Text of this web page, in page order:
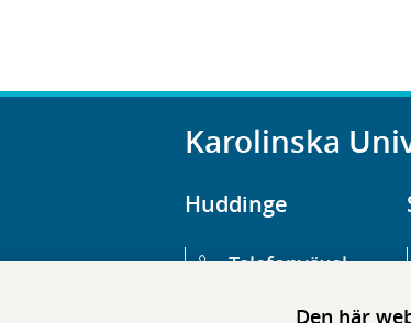
Den här
Karolinska
Huddinge
Telefonväxel